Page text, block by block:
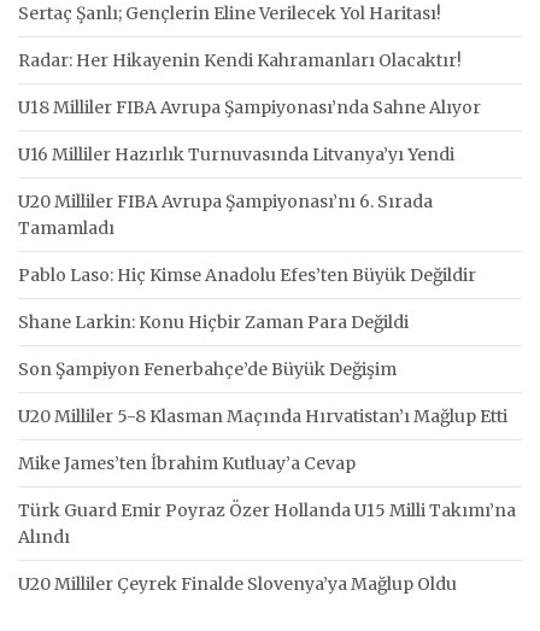
Sertaç Şanlı; Gençlerin Eline Verilecek Yol Haritası!
Radar: Her Hikayenin Kendi Kahramanları Olacaktır!
U18 Milliler FIBA Avrupa Şampiyonası’nda Sahne Alıyor
U16 Milliler Hazırlık Turnuvasında Litvanya’yı Yendi
U20 Milliler FIBA Avrupa Şampiyonası’nı 6. Sırada
Tamamladı
Pablo Laso: Hiç Kimse Anadolu Efes’ten Büyük Değildir
Shane Larkin: Konu Hiçbir Zaman Para Değildi
Son Şampiyon Fenerbahçe’de Büyük Değişim
U20 Milliler 5-8 Klasman Maçında Hırvatistan’ı Mağlup Etti
Mike James’ten İbrahim Kutluay’a Cevap
Türk Guard Emir Poyraz Özer Hollanda U15 Milli Takımı’na
Alındı
U20 Milliler Çeyrek Finalde Slovenya’ya Mağlup Oldu